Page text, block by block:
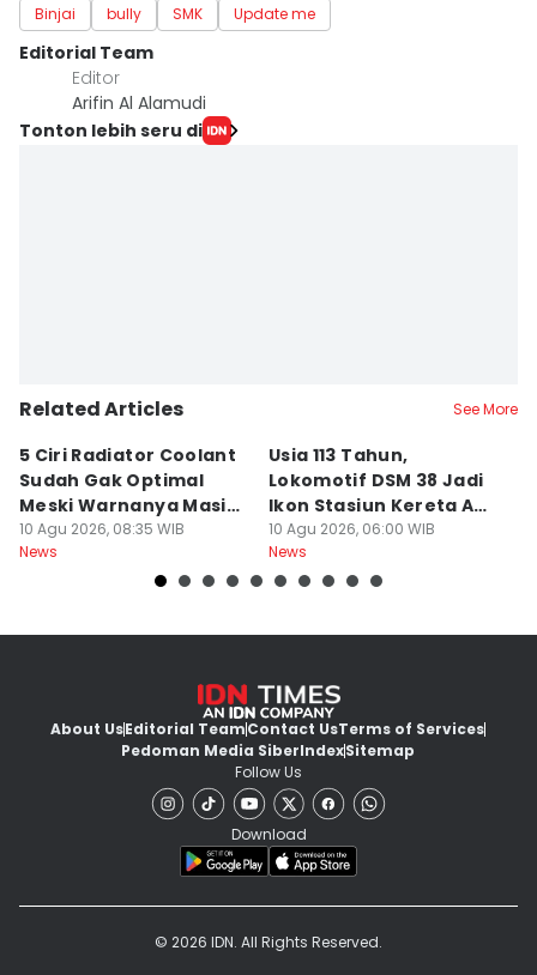
Binjai bully SMK Update me
Editorial Team
Editor
Arifin Al Alamudi
Tonton lebih seru di
Related Articles See More
5 Ciri Radiator Coolant
Sudah Gak Optimal
Meski Warnanya Masih
Jernih
10 Agu 2026, 08:35 WIB
News
Usia 113 Tahun,
Lokomotif DSM 38 Jadi
Ikon Stasiun Kereta Api
Medan
10 Agu 2026, 06:00 WIB
News
About UsEditorial TeamContact UsTerms of Services
Pedoman Media SiberIndexSitemap
Follow Us
Download
© 2026 IDN. All Rights Reserved.